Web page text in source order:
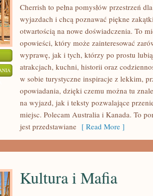
MAROKO
Cherrish to pełna pomysłów przestrzeń
wyjazdach i chcą poznawać piękne
otwartością na nowe doświadczenia. To
opowieści, który może zainteresować
wyprawę, jak i tych, którzy po prostu
atrakcjach, kuchni, historii oraz
w sobie turystyczne inspiracje z lekkim,
opowiadania, dzięki czemu można tu
na wyjazd, jak i teksty pozwalające
miejsc. Polecam Australia i Kanada. To
jest przedstawiane [ Read More ]
Kultura i Mafia